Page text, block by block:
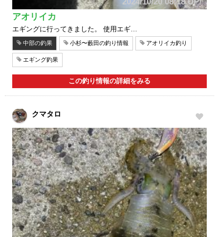
アオリイカ
エギングに行ってきました。 使用エギ…
中部の釣果 小杉〜藪田の釣り情報 アオリイカ釣り
エギング釣果
この釣り情報の詳細をみる
クマタロ